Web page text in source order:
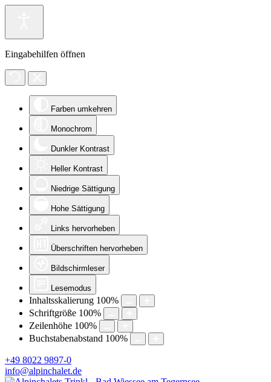
Eingabehilfen öffnen
Farben umkehren
Monochrom
Dunkler Kontrast
Heller Kontrast
Niedrige Sättigung
Hohe Sättigung
Links hervorheben
Überschriften hervorheben
Bildschirmleser
Lesemodus
Inhaltsskalierung 100%
Schriftgröße 100%
Zeilenhöhe 100%
Buchstabenabstand 100%
+49 8022 9897-0
info@alpinchalet.de